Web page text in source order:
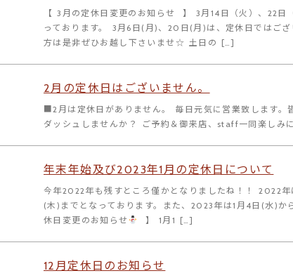
【 3月の定休日変更のお知らせ⠀】 3月14日（火）、22
っております。 3月6日(月)、20日(月)は、定休日ではご
方は是非ぜひお越し下さいませ☆ 土日の […]
2月の定休日はございません。
■2月は定休日がありません。 毎日元気に営業致します。
ダッシュしませんか？ ご予約＆御来店、staff一同楽しみ
年末年始及び2023年1月の定休日について
今年2022年も残すところ僅かとなりましたね！！ 2022年
(木)までとなっております。また、2023年は1月4日(水)か
休日変更のお知らせ
⠀】 1月1 […]
12月定休日のお知らせ